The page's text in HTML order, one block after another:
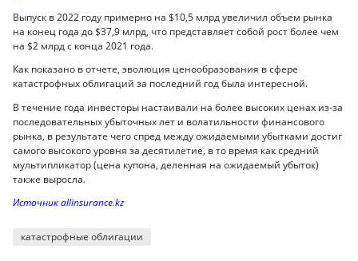
Выпуск в 2022 году примерно на $10,5 млрд увеличил объем рынка
на конец года до $37,9 млрд, что представляет собой рост более чем
на $2 млрд с конца 2021 года.
Как показано в отчете, эволюция ценообразования в сфере
катастрофных облигаций за последний год была интересной.
В течение года инвесторы настаивали на более высоких ценах из-за
последовательных убыточных лет и волатильности финансового
рынка, в результате чего спред между ожидаемыми убытками достиг
самого высокого уровня за десятилетие, в то время как средний
мультипликатор (цена купона, деленная на ожидаемый убыток)
также выросла.
Источник аllinsurance.kz
катастрофные облигации